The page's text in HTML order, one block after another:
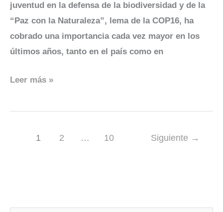
juventud en la defensa de la biodiversidad y de la
“Paz con la Naturaleza”, lema de la COP16, ha
cobrado una importancia cada vez mayor en los
últimos años, tanto en el país como en
Leer más »
1 2 … 10 Siguiente →